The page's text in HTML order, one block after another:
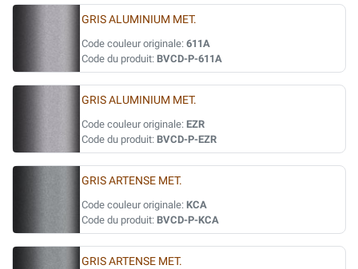
GRIS ALUMINIUM MET.
Code couleur originale: 611A
Code du produit: BVCD-P-611A
GRIS ALUMINIUM MET.
Code couleur originale: EZR
Code du produit: BVCD-P-EZR
GRIS ARTENSE MET.
Code couleur originale: KCA
Code du produit: BVCD-P-KCA
GRIS ARTENSE MET.